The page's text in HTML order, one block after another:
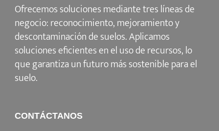
Ofrecemos soluciones mediante tres líneas de
negocio: reconocimiento, mejoramiento y
descontaminación de suelos. Aplicamos
soluciones eficientes en el uso de recursos, lo
que garantiza un futuro más sostenible para el
suelo.
CONTÁCTANOS